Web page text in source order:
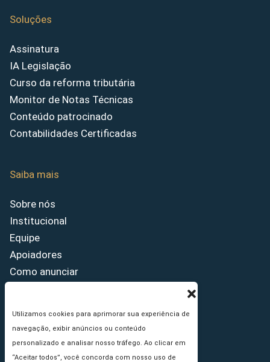
Utilizamos cookies para aprimorar sua experiência de
navegação, exibir anúncios ou conteúdo
personalizado e analisar nosso tráfego. Ao clicar em
“Aceitar todos”, você concorda com nosso uso de
Soluções
Assinatura
IA Legislação
Curso da reforma tributária
Monitor de Notas Técnicas
Conteúdo patrocinado
Contabilidades Certificadas
Saiba mais
Sobre nós
Institucional
Equipe
Apoiadores
Como anunciar
Princípios Editoriais